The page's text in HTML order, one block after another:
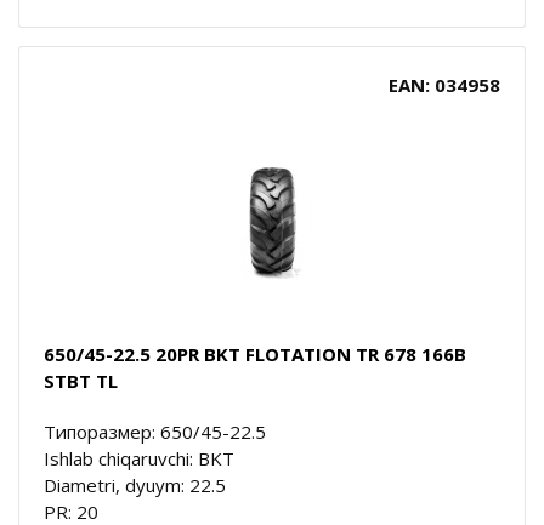
EAN: 034958
650/45-22.5 20PR BKT FLOTATION TR 678 166B
STBT TL
Типоразмер: 650/45-22.5
Ishlab chiqaruvchi: BKT
Diametri, dyuym: 22.5
PR: 20